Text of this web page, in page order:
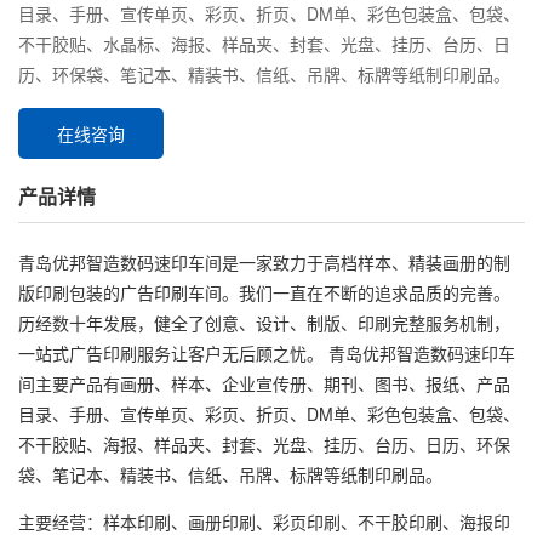
目录、手册、宣传单页、彩页、折页、DM单、彩色包装盒、包袋、
不干胶贴、水晶标、海报、样品夹、封套、光盘、挂历、台历、日
历、环保袋、笔记本、精装书、信纸、吊牌、标牌等纸制印刷品。
在线咨询
产品详情
青岛优邦智造数码速印车间是一家致力于高档样本、精装画册的制
版印刷包装的广告印刷车间。我们一直在不断的追求品质的完善。
历经数十年发展，健全了创意、设计、制版、印刷完整服务机制，
一站式广告印刷服务让客户无后顾之忧。 青岛优邦智造数码速印车
间主要产品有画册、样本、企业宣传册、期刊、图书、报纸、产品
目录、手册、宣传单页、彩页、折页、DM单、彩色包装盒、包袋、
不干胶贴、海报、样品夹、封套、光盘、挂历、台历、日历、环保
袋、笔记本、精装书、信纸、吊牌、标牌等纸制印刷品。
主要经营：样本印刷、画册印刷、彩页印刷、不干胶印刷、海报印